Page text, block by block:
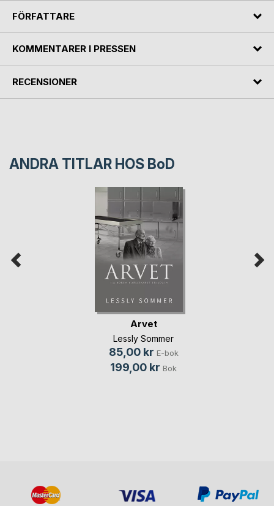
FÖRFATTARE
KOMMENTARER I PRESSEN
RECENSIONER
ANDRA TITLAR HOS BoD
Arvet
Lessly Sommer
85,00 kr E-bok
199,00 kr Bok